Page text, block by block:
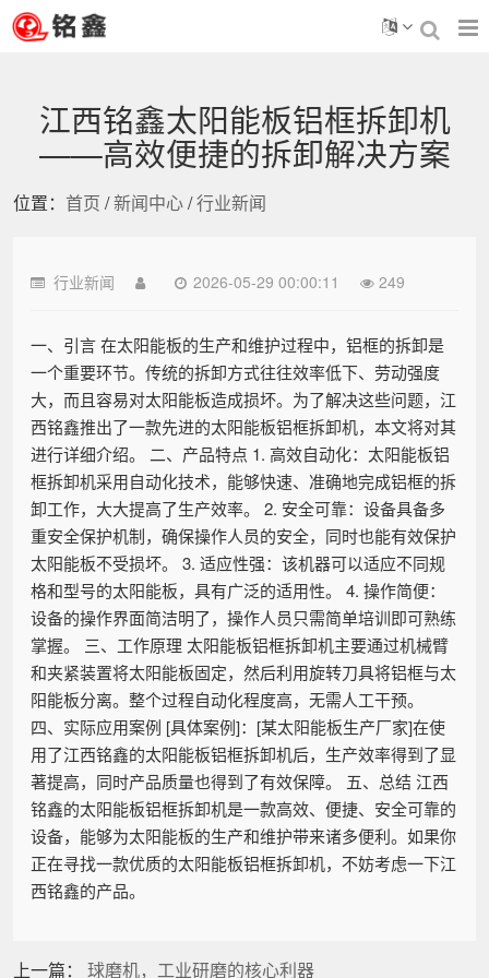
江西铭鑫太阳能板铝框拆卸机
——高效便捷的拆卸解决方案
位置： 首页 /新闻中心/行业新闻
行业新闻 2026-05-29 00:00:11 249
一、引言 在太阳能板的生产和维护过程中，铝框的拆卸是
一个重要环节。传统的拆卸方式往往效率低下、劳动强度
大，而且容易对太阳能板造成损坏。为了解决这些问题，江
西铭鑫推出了一款先进的太阳能板铝框拆卸机，本文将对其
进行详细介绍。 二、产品特点 1. 高效自动化：太阳能板铝
框拆卸机采用自动化技术，能够快速、准确地完成铝框的拆
卸工作，大大提高了生产效率。 2. 安全可靠：设备具备多
重安全保护机制，确保操作人员的安全，同时也能有效保护
太阳能板不受损坏。 3. 适应性强：该机器可以适应不同规
格和型号的太阳能板，具有广泛的适用性。 4. 操作简便：
设备的操作界面简洁明了，操作人员只需简单培训即可熟练
掌握。 三、工作原理 太阳能板铝框拆卸机主要通过机械臂
和夹紧装置将太阳能板固定，然后利用旋转刀具将铝框与太
阳能板分离。整个过程自动化程度高，无需人工干预。
四、实际应用案例 [具体案例]：[某太阳能板生产厂家]在使
用了江西铭鑫的太阳能板铝框拆卸机后，生产效率得到了显
著提高，同时产品质量也得到了有效保障。 五、总结 江西
铭鑫的太阳能板铝框拆卸机是一款高效、便捷、安全可靠的
设备，能够为太阳能板的生产和维护带来诸多便利。如果你
正在寻找一款优质的太阳能板铝框拆卸机，不妨考虑一下江
西铭鑫的产品。
上一篇： 球磨机，工业研磨的核心利器